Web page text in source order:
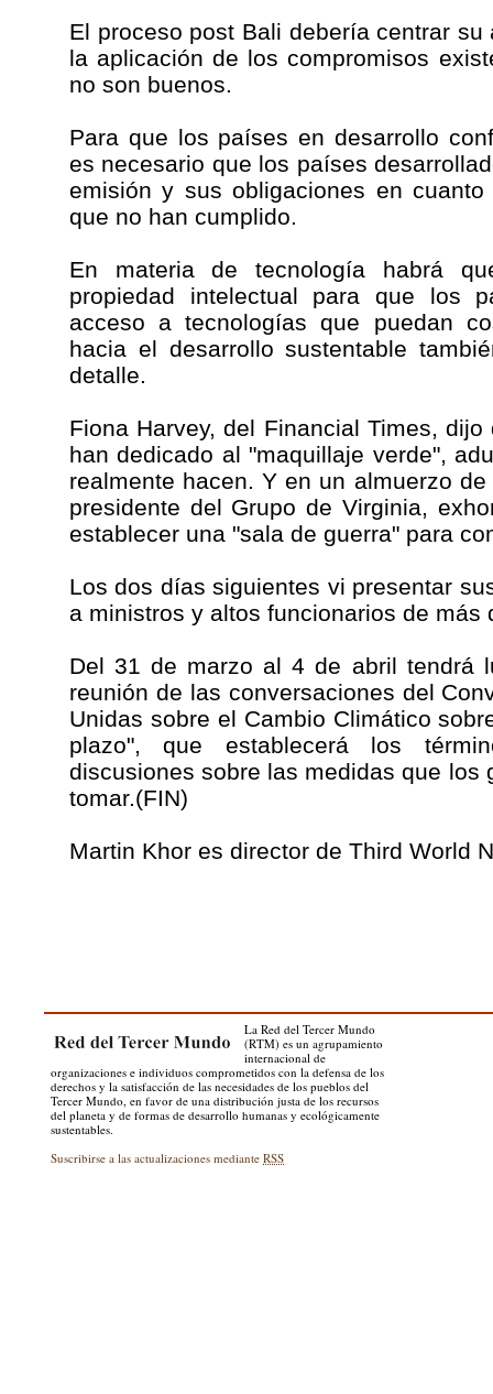
El proceso post Bali debería centrar
la aplicación de los compromisos
no son buenos.
Para que los países en desarrollo
es necesario que los países
emisión y sus obligaciones en
que no han cumplido.
En materia de tecnología habrá
propiedad intelectual para que los
acceso a tecnologías que puedan
hacia el desarrollo sustentable
detalle.
Fiona Harvey, del Financial Times,
han dedicado al "maquillaje verde",
realmente hacen. Y en un almuerzo
presidente del Grupo de Virginia,
establecer una "sala de guerra" para
Los dos días siguientes vi presentar
a ministros y altos funcionarios de más
Del 31 de marzo al 4 de abril tendrá
reunión de las conversaciones del
Unidas sobre el Cambio Climático
plazo", que establecerá los
discusiones sobre las medidas que los
tomar.(FIN)
Martin Khor es director de Third World
La Red del Tercer Mundo
(RTM) es un agrupamiento
internacional de
organizaciones e individuos comprometidos con la defensa de los
derechos y la satisfacción de las necesidades de los pueblos del
Tercer Mundo, en favor de una distribución justa de los recursos
del planeta y de formas de desarrollo humanas y ecológicamente
sustentables.
Suscribirse a las actualizaciones medianteRSS